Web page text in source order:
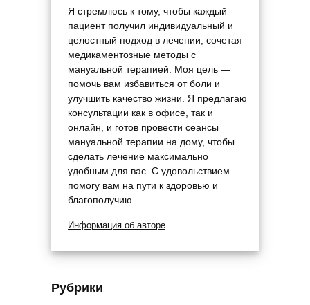
Я стремлюсь к тому, чтобы каждый
пациент получил индивидуальный и
целостный подход в лечении, сочетая
медикаментозные методы с
мануальной терапией. Моя цель —
помочь вам избавиться от боли и
улучшить качество жизни. Я предлагаю
консультации как в офисе, так и
онлайн, и готов провести сеансы
мануальной терапии на дому, чтобы
сделать лечение максимально
удобным для вас. С удовольствием
помогу вам на пути к здоровью и
благополучию.
Информация об авторе
Рубрики